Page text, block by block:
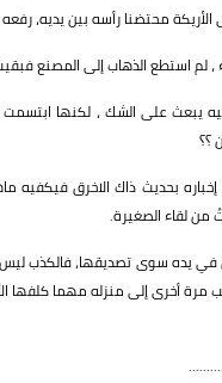
محتضنا رأسه بين يديه، رفعه
لم استطع الذهاب إلى المصنع
يبعث على الشك ، لكنها
؟؟
إخباره بحديث ذاك الاخرق
من لقاء الصغيرة.
في يده سوى تصديقها، فالكذب
مرة أخرى إلى منزله مهما